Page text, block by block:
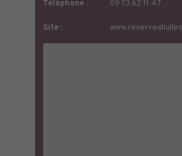
Téléphone : 09 73 62 11 47
Site :